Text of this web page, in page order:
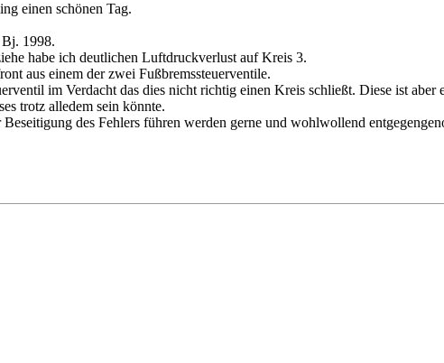
einen schönen Tag.
Bj. 1998.
habe ich deutlichen Luftdruckverlust auf Kreis 3.
aus einem der zwei Fußbremssteuerventile.
im Verdacht das dies nicht richtig einen Kreis schließt. Diese ist
trotz alledem sein könnte.
des Fehlers führen werden gerne und wohlwollend